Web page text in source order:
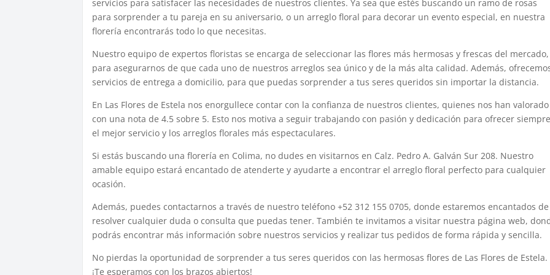
servicios para satisfacer las necesidades de nuestros clientes. Ya sea que estés buscando un ramo de rosas
para sorprender a tu pareja en su aniversario, o un arreglo floral para decorar un evento especial, en nuestra
florería encontrarás todo lo que necesitas.
Nuestro equipo de expertos floristas se encarga de seleccionar las flores más hermosas y frescas del mercado,
para asegurarnos de que cada uno de nuestros arreglos sea único y de la más alta calidad. Además,
servicios de entrega a domicilio, para que puedas sorprender a tus seres queridos sin importar la distancia.
En Las Flores de Estela nos enorgullece contar con la confianza de nuestros clientes, quienes nos han valorado
con una nota de 4.5 sobre 5. Esto nos motiva a seguir trabajando con pasión y dedicación para ofrecer siempre
el mejor servicio y los arreglos florales más espectaculares.
Si estás buscando una florería en Colima, no dudes en visitarnos en Calz. Pedro A. Galván Sur 208. Nuestro
amable equipo estará encantado de atenderte y ayudarte a encontrar el arreglo floral perfecto para cualquier
ocasión.
Además, puedes contactarnos a través de nuestro teléfono +52 312 155 0705, donde estaremos encantados de
resolver cualquier duda o consulta que puedas tener. También te invitamos a visitar nuestra página web,
podrás encontrar más información sobre nuestros servicios y realizar tus pedidos de forma rápida y sencilla.
No pierdas la oportunidad de sorprender a tus seres queridos con las hermosas flores de Las Flores de Estela.
¡Te esperamos con los brazos abiertos!